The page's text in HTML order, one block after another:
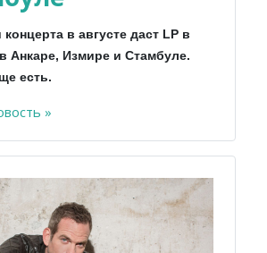
в августе даст LP в
Анкаре, Измире и Стамбуле.
есть.
»